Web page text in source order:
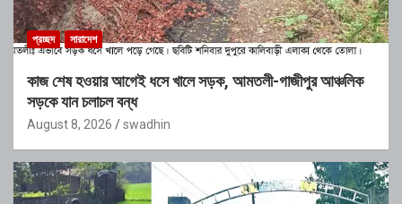
প্রচ্ছদ সারাদেশ
কাজ শেষ হওয়ার আগেই ধসে খালে সড়ক, আমতলী-গাজীপুর আঞ্চলিক
সড়কে যান চলাচল বন্ধ
August 8, 2026 swadhin